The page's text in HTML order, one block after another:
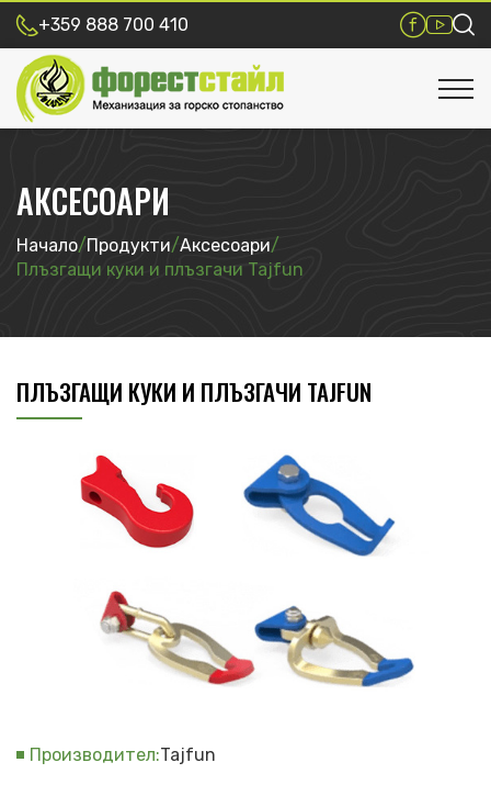
+359 888 700 410
АКСЕСОАРИ
Начало/Продукти/Аксесоари/
Плъзгащи куки и плъзгачи Tajfun
ПЛЪЗГАЩИ КУКИ И ПЛЪЗГАЧИ TAJFUN
Производител:Tajfun